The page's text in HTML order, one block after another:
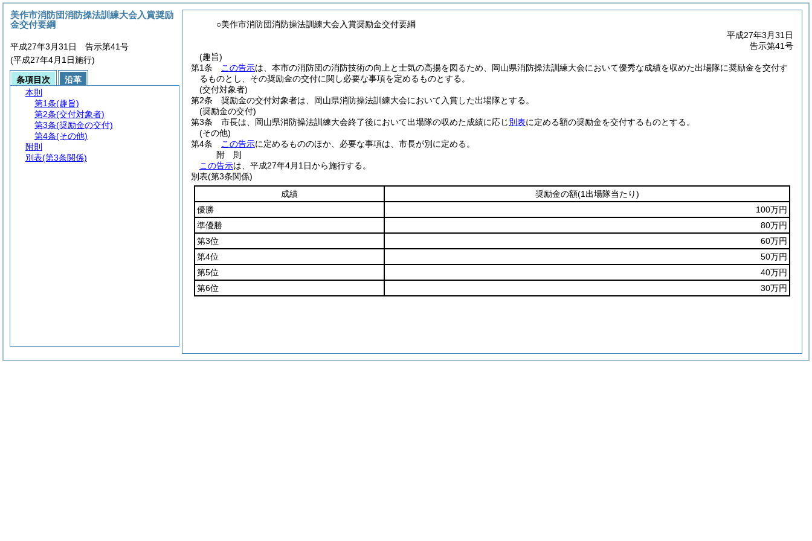
○美作市消防団消防操法訓練大会入賞奨励金交付要綱
平成27年3月31日
告示第41号
(趣旨)
第1条
この告示は、本市の消防団の消防技術の向上と士気の高揚を図るため、岡山県消防操法訓練大会において優秀な成績を収めた出場隊に奨励金を交付す
るものとし、その奨励金の交付に関し必要な事項を定めるものとする。
(交付対象者)
第2条
奨励金の交付対象者は、岡山県消防操法訓練大会において入賞した出場隊とする。
(奨励金の交付)
第3条
市長は、岡山県消防操法訓練大会終了後において出場隊の収めた成績に応じ別表に定める額の奨励金を交付するものとする。
(その他)
第4条
この告示に定めるもののほか、必要な事項は、市長が別に定める。
附 則
この告示は、平成27年4月1日から施行する。
別表(第3条関係)
成績
奨励金の額(1出場隊当たり)
優勝
100万円
準優勝
80万円
第3位
60万円
第4位
50万円
第5位
40万円
第6位
30万円
美作市消防団消防操法訓練大会入賞奨励
金交付要綱
平成27年3月31日 告示第41号
(平成27年4月1日施行)
条項目次
沿革
本則
第1条(趣旨)
第2条(交付対象者)
第3条(奨励金の交付)
第4条(その他)
附則
別表(第3条関係)